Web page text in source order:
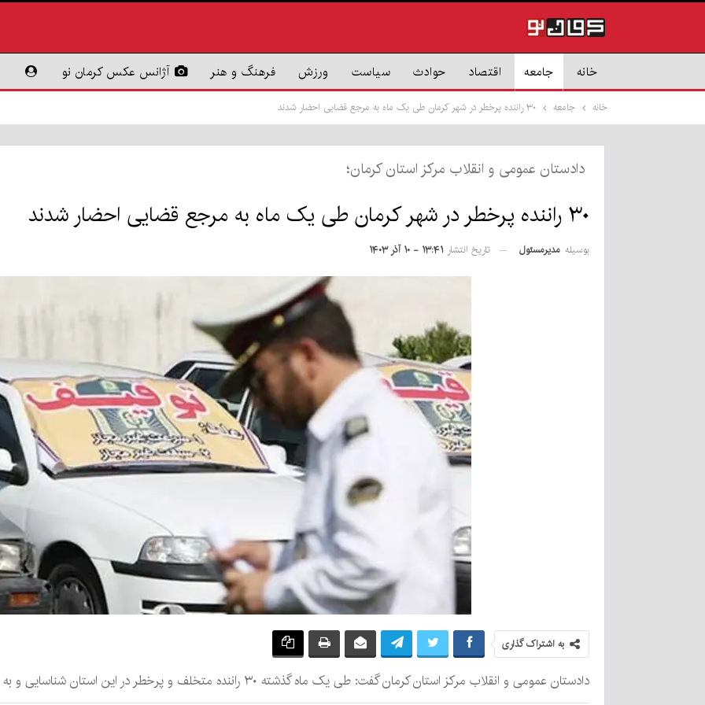
خانه جامعه اقتصاد حوادث سیاست ورزش فرهنگ و هنر آژانس عکس کرمان نو
خانه جامعه ۳۰ راننده پرخطر در شهر کرمان طی یک ماه به مرجع قضایی احضار شدند
دادستان عمومی و انقلاب مرکز استان کرمان؛
۳۰ راننده پرخطر در شهر کرمان طی یک ماه به مرجع قضایی احضار شدند
بوسیله مدیرمسئول تاریخ انتشار ۱۳:۴۱ - ۱۰ آذر ۱۴۰۳
به اشتراک گذاری
دادستان عمومی و انقلاب مرکز استان کرمان گفت: طی یک ماه گذشته ۳۰ راننده متخلف و پرخطر در این استان شناسایی و به مرجع قضایی احضار شدند.